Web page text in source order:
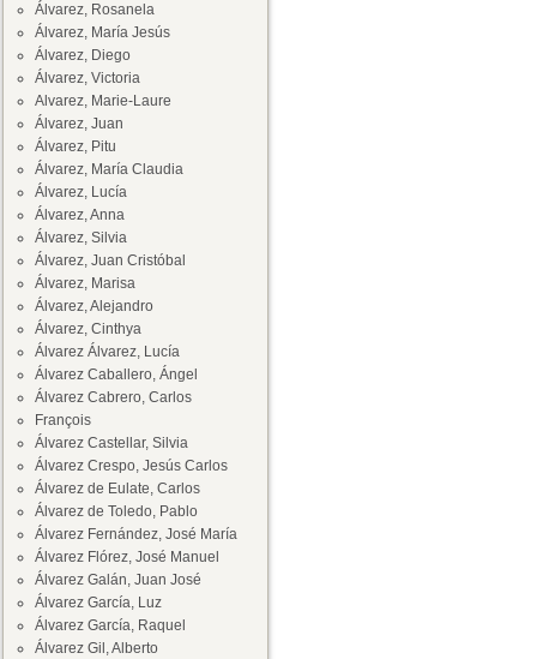
Álvarez, Rosanela
Álvarez, María Jesús
Álvarez, Diego
Álvarez, Victoria
Alvarez, Marie-Laure
Álvarez, Juan
Álvarez, Pitu
Álvarez, María Claudia
Álvarez, Lucía
Álvarez, Anna
Álvarez, Silvia
Álvarez, Juan Cristóbal
Álvarez, Marisa
Álvarez, Alejandro
Álvarez, Cinthya
Álvarez Álvarez, Lucía
Álvarez Caballero, Ángel
Álvarez Cabrero, Carlos
François
Álvarez Castellar, Silvia
Álvarez Crespo, Jesús Carlos
Álvarez de Eulate, Carlos
Álvarez de Toledo, Pablo
Álvarez Fernández, José María
Álvarez Flórez, José Manuel
Álvarez Galán, Juan José
Álvarez García, Luz
Álvarez García, Raquel
Álvarez Gil, Alberto